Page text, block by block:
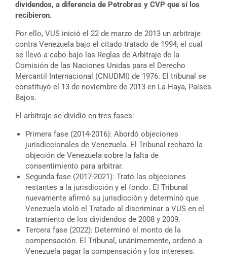
dividendos, a diferencia de Petrobras y CVP que sí los
recibieron.
Por ello, VUS inició el 22 de marzo de 2013 un arbitraje
contra Venezuela bajo el citado tratado de 1994, el cual
se llevó a cabo bajo las Reglas de Arbitraje de la
Comisión de las Naciones Unidas para el Derecho
Mercantil Internacional (CNUDMI) de 1976. El tribunal se
constituyó el 13 de noviembre de 2013 en La Haya, Países
Bajos.
El arbitraje se dividió en tres fases:
Primera fase (2014-2016): Abordó objeciones
jurisdiccionales de Venezuela. El Tribunal rechazó la
objeción de Venezuela sobre la falta de
consentimiento para arbitrar.
Segunda fase (2017-2021): Trató las objeciones
restantes a la jurisdicción y el fondo. El Tribunal
nuevamente afirmó su jurisdicción y determinó que
Venezuela violó el Tratado al discriminar a VUS en el
tratamiento de los dividendos de 2008 y 2009.
Tercera fase (2022): Determinó el monto de la
compensación. El Tribunal, unánimemente, ordenó a
Venezuela pagar la compensación y los intereses.